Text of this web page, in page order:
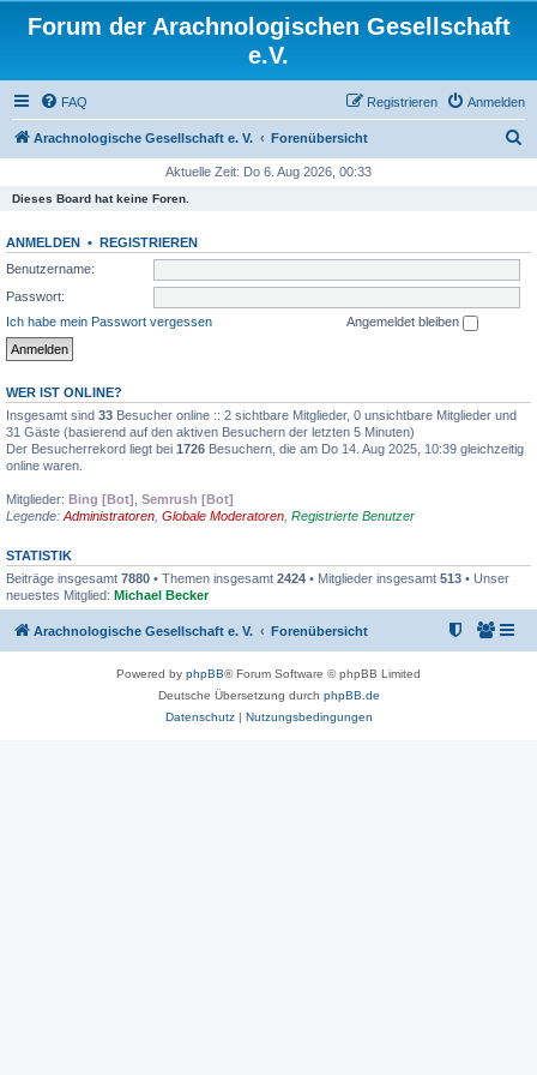
Forum der Arachnologischen Gesellschaft
e.V.
FAQ Anmelden
Registrieren
Arachnologische Gesellschaft e. V. Forenübersicht
e
Aktuelle Zeit: Do 6. Aug 2026, 00:33
Dieses Board hat keine Foren.
ANMELDEN • REGISTRIEREN
Benutzername:
Passwort:
Ich habe mein Passwort vergessen
Angemeldet bleiben
WER IST ONLINE?
Insgesamt sind 33 Besucher online :: 2 sichtbare Mitglieder, 0 unsichtbare Mitglieder und
31 Gäste (basierend auf den aktiven Besuchern der letzten 5 Minuten)
Der Besucherrekord liegt bei 1726 Besuchern, die am Do 14. Aug 2025, 10:39 gleichzeitig
online waren.
Mitglieder: Bing [Bot] Semrush [Bot]
Legende: Administratoren Globale Moderatoren Registrierte Benutzer
STATISTIK
Beiträge insgesamt 7880 • Themen insgesamt 2424 • Mitglieder insgesamt 513 • Unser
neuestes Mitglied: Michael Becker
Arachnologische Gesellschaft e. V. Forenübersicht
Powered by phpBB® Forum Software © phpBB Limited
Deutsche Übersetzung durch phpBB.de
Datenschutz| Nutzungsbedingungen